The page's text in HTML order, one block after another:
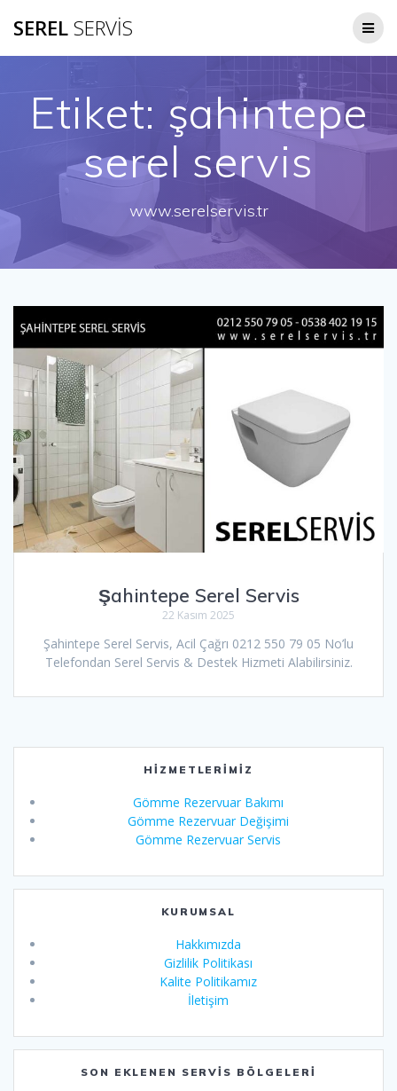
SERELSERVİS
Etiket: şahintepe
serel servis
www.serelservis.tr
Şahintepe Serel Servis
22 Kasım 2025
Şahintepe Serel Servis, Acil Çağrı 0212 550 79 05 No’lu
Telefondan Serel Servis & Destek Hizmeti Alabilirsiniz.
HIZMETLERIMIZ
Gömme Rezervuar Bakımı
Gömme Rezervuar Değişimi
Gömme Rezervuar Servis
KURUMSAL
Hakkımızda
Gizlilik Politikası
Kalite Politikamız
İletişim
SON EKLENEN SERVIS BÖLGELERI